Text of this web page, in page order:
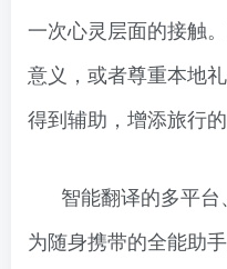
一次心灵层面的接触
意义，或者尊重本地
得到辅助，增添旅行的
智能翻译的多平
为随身携带的全能助